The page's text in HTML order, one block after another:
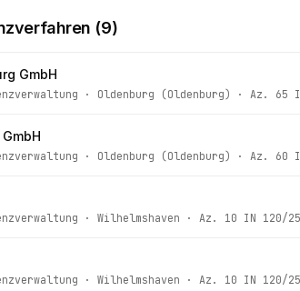
(9)
GmbH
· Oldenburg (Oldenburg) · Az. 65
· Oldenburg (Oldenburg) · Az. 60
· Wilhelmshaven · Az. 10 IN 120/25
· Wilhelmshaven · Az. 10 IN 120/25